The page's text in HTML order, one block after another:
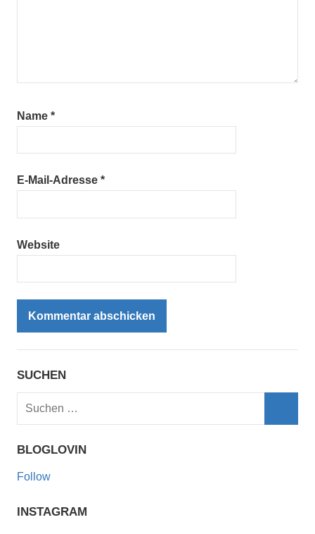
Name *
E-Mail-Adresse *
Website
SUCHEN
Suchen
BLOGLOVIN
Follow
INSTAGRAM